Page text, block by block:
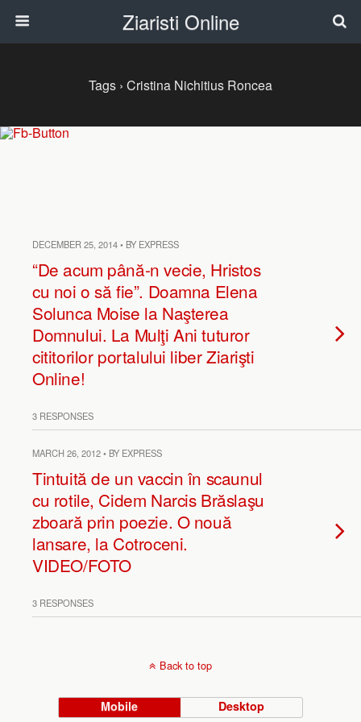
Ziaristi Online
Tags › Cristina Nichitius Roncea
DECEMBER 25, 2014 • BY EXPRESS
“De acum până-n vecie, Hristos
cu noi o să fie”. Doamna Elena
Solunca Moise la Naşterea
Domnului. La Mulţi Ani tuturor
cititorilor portalului liber Ziarişti
Online!
3 RESPONSES
MARCH 26, 2012 • BY EXPRESS
Tintuită de un vaccin în scaunul
cu rotile, Cidem Narcis Brăslaşu
zboară prin poezie. O nouă
lansare, la Cotroceni.
VIDEO/FOTO
3 RESPONSES
Back to top
Mobile Desktop